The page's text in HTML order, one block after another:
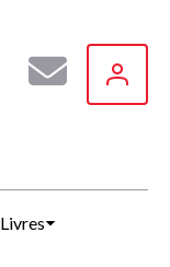
Livres